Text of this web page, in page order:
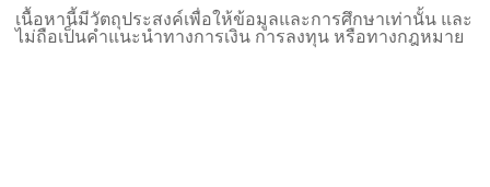
เนื้อหานี้มีวัตถุประสงค์เพื่อให้ข้อมูลและการศึกษาเท่านั้น และ
ไม่ถือเป็นคำแนะนำทางการเงิน การลงทุน หรือทางกฎหมาย